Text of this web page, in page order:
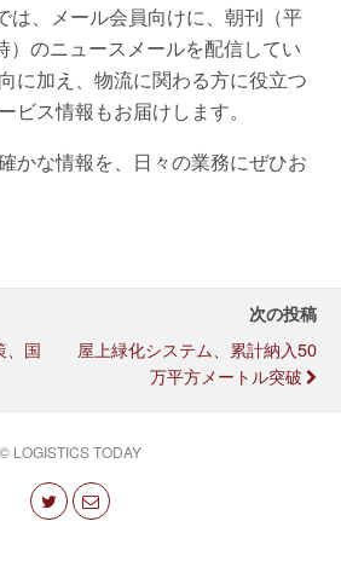
は、メール会員向けに、朝刊（平
）のニュースメールを配信してい
に加え、物流に関わる方に役立つ
ビス情報もお届けします。
かな情報を、日々の業務にぜひお
、国
次の投稿
屋上緑化システム、累計納入50
万平方メートル突破
© LOGISTICS TODAY